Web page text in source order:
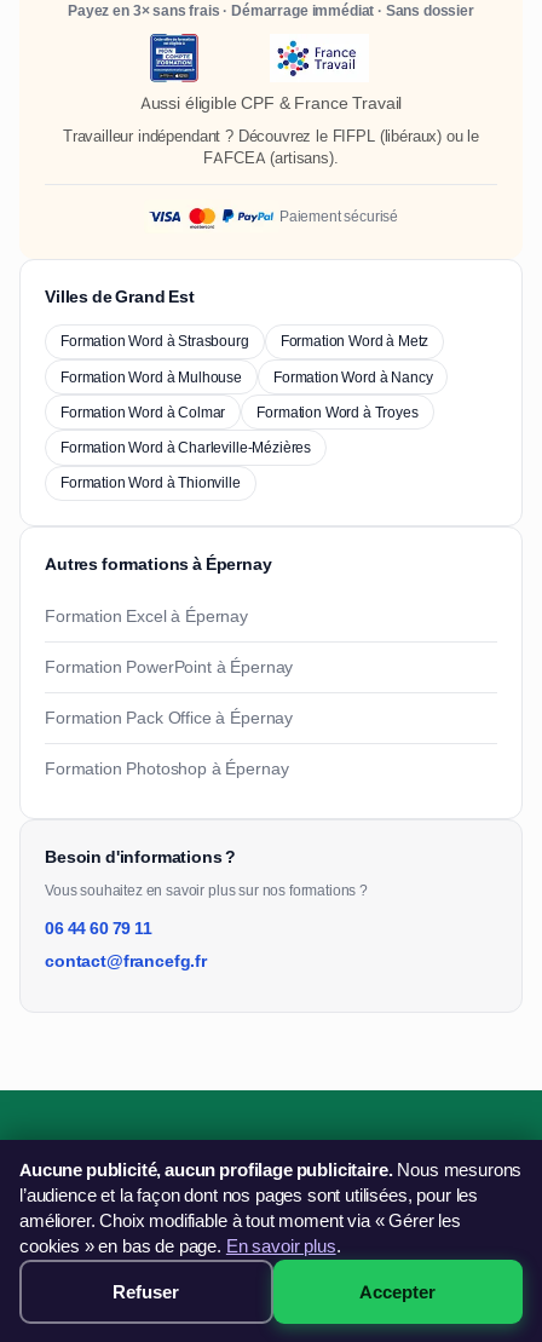
Payez en 3× sans frais · Démarrage immédiat · Sans dossier
Aussi éligible CPF & France Travail
Travailleur indépendant ? Découvrez le FIFPL(libéraux) ou le
FAFCEA (artisans).
Paiement sécurisé
Villes de Grand Est
Formation Word à Strasbourg
Formation Word à Metz
Formation Word à Mulhouse
Formation Word à Nancy
Formation Word à Colmar
Formation Word à Troyes
Formation Word à Charleville-Mézières
Formation Word à Thionville
Autres formations à Épernay
Formation Excel à Épernay
Formation PowerPoint à Épernay
Formation Pack Office à Épernay
Formation Photoshop à Épernay
Besoin d'informations ?
Vous souhaitez en savoir plus sur nos formations ?
06 44 60 79 11
contact@francefg.fr
249€ · Voir les sessions →
Une question sur nos formations ?
Notre équipe vous répond et vous oriente vers la bonne
solution.
Nous contacter
Aucune publicité, aucun profilage publicitaire.Nous mesurons
l’audience et la façon dont nos pages sont utilisées, pour les
améliorer. Choix modifiable à tout moment via « Gérer les
cookies » en bas de page. En savoir plus.
Refuser Accepter